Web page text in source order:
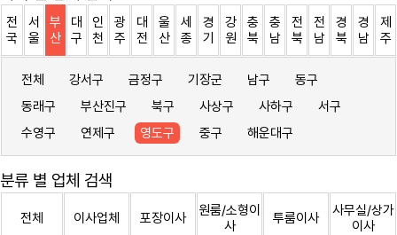
전
국
서
울
부
산
대
구
인
천
광
주
대
전
울
산
세
종
경
기
강
원
충
북
충
남
전
북
전
남
경
북
경
남
제
주
전체 강서구 금정구 기장군 남구
동구
동래구
부산진구 북구 사상구 사하구
서구
수영구
연제구 영도구 중구 해운대구
분류 별 업체 검색
전체 이사업체 포장이사
원룸/소형이
사
투룸이사
사무실/상가
이사